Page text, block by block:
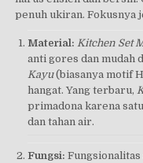
penuh ukiran. Fokusnya
Material: Kitchen Set
anti gores dan mudah
Kayu(biasanya motif
hangat. Yang terbaru,
primadona karena
dan tahan air.
Fungsi: Fungsionalitas